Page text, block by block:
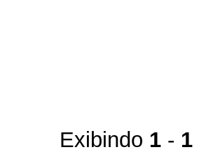
Exibindo 1 - 1